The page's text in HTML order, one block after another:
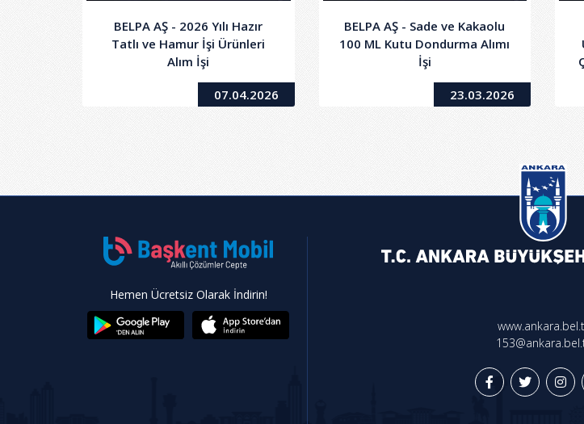
BELPA AŞ - 2026 Yılı Hazır
Tatlı ve Hamur İşi Ürünleri
Alım İşi
07.04.2026
BELPA AŞ - Sade ve Kakaolu
100 ML Kutu Dondurma Alımı
İşi
23.03.2026
Hemen Ücretsiz Olarak İndirin!